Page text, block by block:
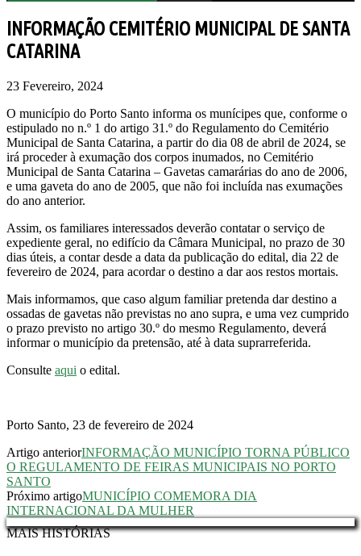
INFORMAÇÃO CEMITÉRIO MUNICIPAL DE SANTA
CATARINA
23 Fevereiro, 2024
O município do Porto Santo informa os munícipes que, conforme o
estipulado no n.º 1 do artigo 31.º do Regulamento do Cemitério
Municipal de Santa Catarina, a partir do dia 08 de abril de 2024, se
irá proceder à exumação dos corpos inumados, no Cemitério
Municipal de Santa Catarina – Gavetas camarárias do ano de 2006,
e uma gaveta do ano de 2005, que não foi incluída nas exumações
do ano anterior.
Assim, os familiares interessados deverão contatar o serviço de
expediente geral, no edifício da Câmara Municipal, no prazo de 30
dias úteis, a contar desde a data da publicação do edital, dia 22 de
fevereiro de 2024, para acordar o destino a dar aos restos mortais.
Mais informamos, que caso algum familiar pretenda dar destino a
ossadas de gavetas não previstas no ano supra, e uma vez cumprido
o prazo previsto no artigo 30.º do mesmo Regulamento, deverá
informar o município da pretensão, até à data suprarreferida.
Consulte aqui o edital.
Porto Santo, 23 de fevereiro de 2024
Artigo anteriorINFORMAÇÃO MUNICÍPIO TORNA PÚBLICO
O REGULAMENTO DE FEIRAS MUNICIPAIS NO PORTO
SANTO
Próximo artigoMUNICÍPIO COMEMORA DIA
INTERNACIONAL DA MULHER
MAIS HISTÓRIAS